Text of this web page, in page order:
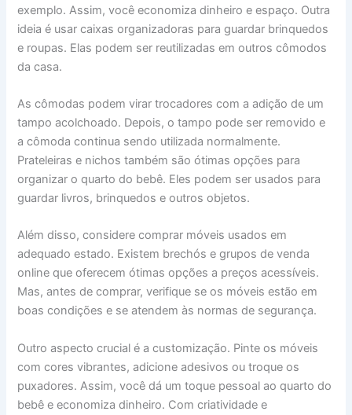
exemplo. Assim, você economiza dinheiro e espaço. Outra
ideia é usar caixas organizadoras para guardar brinquedos
e roupas. Elas podem ser reutilizadas em outros cômodos
da casa.
As cômodas podem virar trocadores com a adição de um
tampo acolchoado. Depois, o tampo pode ser removido e
a cômoda continua sendo utilizada normalmente.
Prateleiras e nichos também são ótimas opções para
organizar o quarto do bebê. Eles podem ser usados para
guardar livros, brinquedos e outros objetos.
Além disso, considere comprar móveis usados em
adequado estado. Existem brechós e grupos de venda
online que oferecem ótimas opções a preços acessíveis.
Mas, antes de comprar, verifique se os móveis estão em
boas condições e se atendem às normas de segurança.
Outro aspecto crucial é a customização. Pinte os móveis
com cores vibrantes, adicione adesivos ou troque os
puxadores. Assim, você dá um toque pessoal ao quarto do
bebê e economiza dinheiro. Com criatividade e